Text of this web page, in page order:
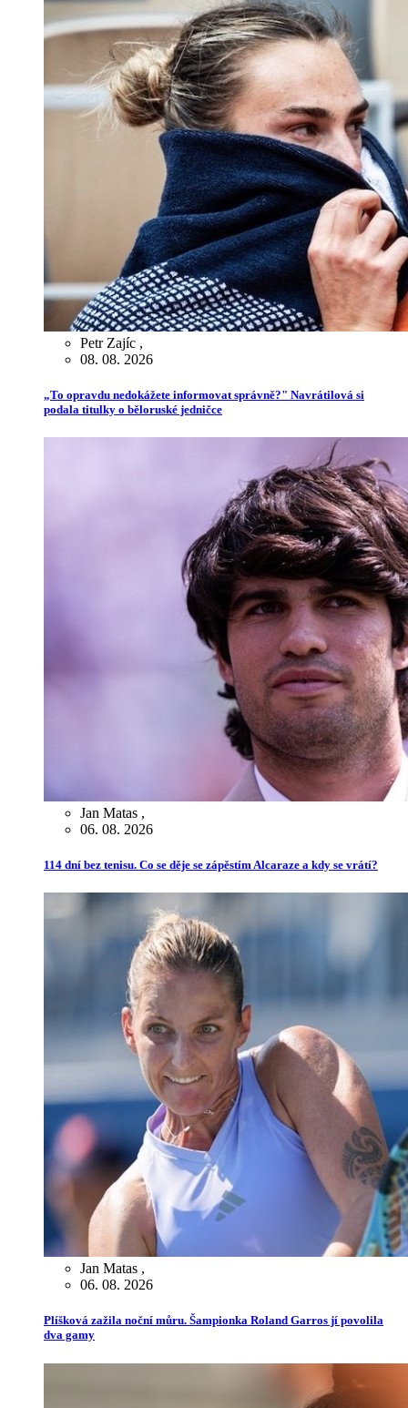
Petr Zajíc ,
08. 08. 2026
„To opravdu nedokážete informovat správně?" Navrátilová si
podala titulky o běloruské jedničce
Jan Matas ,
06. 08. 2026
114 dní bez tenisu. Co se děje se zápěstím Alcaraze a kdy se vrátí?
Jan Matas ,
06. 08. 2026
Plíšková zažila noční můru. Šampionka Roland Garros jí povolila
dva gamy